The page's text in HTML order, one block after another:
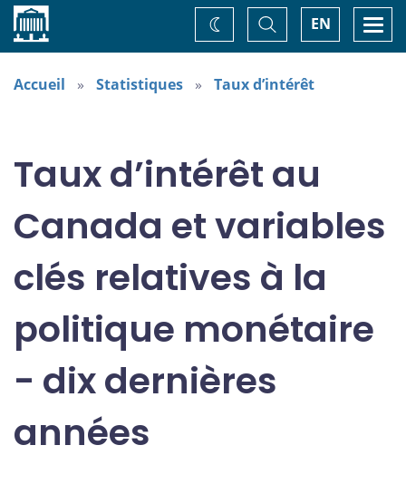
Accueil EN
Basculer
la
recherche
Changez
de
thème
Accueil Statistiques Taux d’intérêt
Taux d’intérêt au
Canada et variables
clés relatives à la
politique monétaire
- dix dernières
années